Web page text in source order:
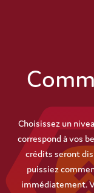
Choisissez un
correspond à vos
crédits seront
puissiez
immédiatement.